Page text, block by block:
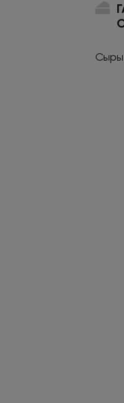
Сыры